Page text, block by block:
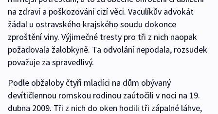
na zdraví a poškozování cizí věci. Vaculíkův advokát
žádal u ostravského krajského soudu dokonce
zproštění viny. Výjimečné tresty pro tři z nich naopak
požadovala žalobkyně. Ta odvolání nepodala, rozsudek
považuje za spravedlivý.
Podle obžaloby čtyři mladíci na dům obývaný
devítičlennou romskou rodinou zaútočili v noci na 19.
dubna 2009. Tři z nich do oken hodili tři zápalné láhve,